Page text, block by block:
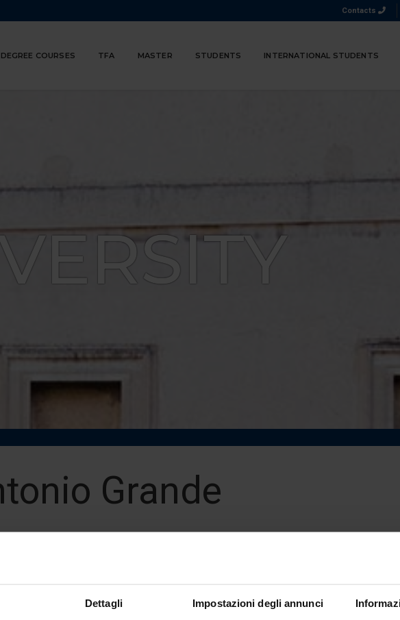
Dettagli Impostazioni degli annunci
Contacts
DEGREE COURSES TFA MASTER STUDENTS INTERNATIONAL STUDENTS
Grande